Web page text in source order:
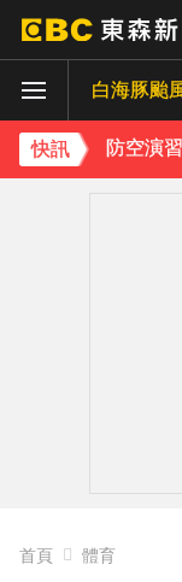
白海豚颱
快訊
慈濟採
防空演
首頁 體育